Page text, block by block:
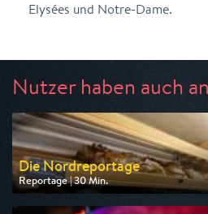
Elysées und Notre-Dame.
Nutzer haben auch
Die Nordreportage
Reportage | 30 Min.
Ausgestrahlt von NDR
am 10.08.2026, 04:40